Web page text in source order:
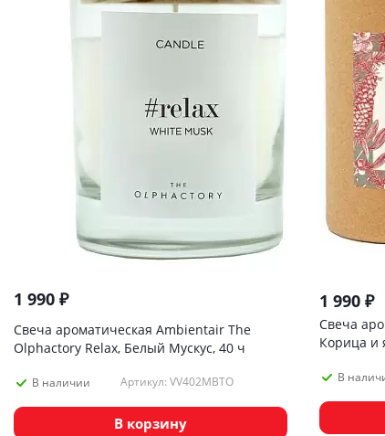
1 990 ₽
Свеча ароматическая Ambientair The
Olphactory Relax, Белый Мускус, 40 ч
В наличии Артикул: VV402MBTO
В корзину
1 990₽
Свеча
Корица и
В